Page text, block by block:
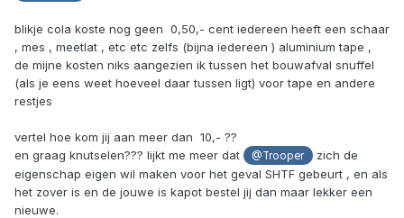
blikje cola koste nog geen  0,50,- cent iedereen heeft een schaar
, mes , meetlat , etc etc zelfs (bijna iedereen ) aluminium tape ,
de mijne kosten niks aangezien ik tussen het bouwafval snuffel
(als je eens weet hoeveel daar tussen ligt) voor tape en andere
restjes
vertel hoe kom jij aan meer dan  10,- ??
en graag knutselen??? lijkt me meer dat
@Trooper
zich de
eigenschap eigen wil maken voor het geval SHTF gebeurt , en als
het zover is en de jouwe is kapot bestel jij dan maar lekker een
nieuwe.